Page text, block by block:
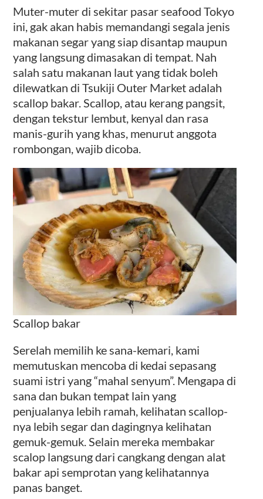
Muter-muter di sekitar pasar seafood Tokyo
ini, gak akan habis memandangi segala jenis
makanan segar yang siap disantap maupun
yang langsung dimasakan di tempat. Nah
salah satu makanan laut yang tidak boleh
dilewatkan di Tsukiji Outer Market adalah
scallop bakar. Scallop, atau kerang pangsit,
dengan tekstur lembut, kenyal dan rasa
manis-gurih yang khas, menurut anggota
rombongan, wajib dicoba.
Scallop bakar
Serelah memilih ke sana-kemari, kami
memutuskan mencoba di kedai sepasang
suami istri yang “mahal senyum”. Mengapa di
sana dan bukan tempat lain yang
penjualanya lebih ramah, kelihatan scallop-
nya lebih segar dan dagingnya kelihatan
gemuk-gemuk. Selain mereka membakar
scalop langsung dari cangkang dengan alat
bakar api semprotan yang kelihatannya
panas banget.